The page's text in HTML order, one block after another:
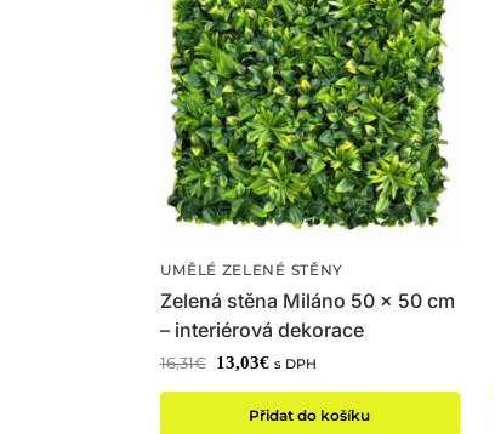
UMĚLÉ ZELENÉ STĚNY
Zelená stěna Miláno 50 x 50 cm
– interiérová dekorace
16,31€ 13,03€ s DPH
Přidat do košíku